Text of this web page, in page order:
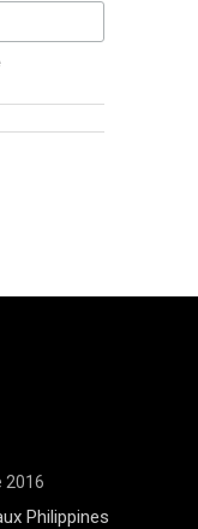
2016
Philippines